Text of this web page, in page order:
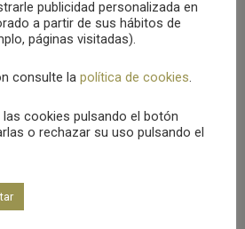
de (300gr aprox.)
de cebo ibérico de Guijuelo
y aceite de oliva virgen extra.
de mazapán toledano
aprox.)
variado toledano artesano
publicidad personalizada en
a partir de sus hábitos de
páginas visitadas).
consulte la política de cookies.
cookies pulsando el botón
o rechazar su uso pulsando el